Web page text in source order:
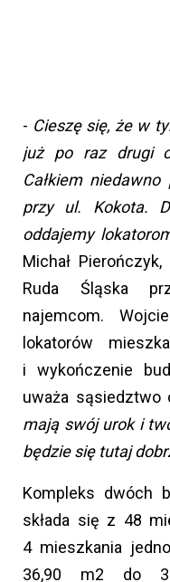
- Cieszę się, że w
już po raz drugi
Całkiem
przy ul. Kokota.
oddajemy
Michał
Ruda Śląska
najemcom.
lokatorów
i wykończenie
uważa
mają swój urok i
będzie się tutaj
Kompleks dwóch
składa się z 48
4 mieszkania
36,90 m2 do